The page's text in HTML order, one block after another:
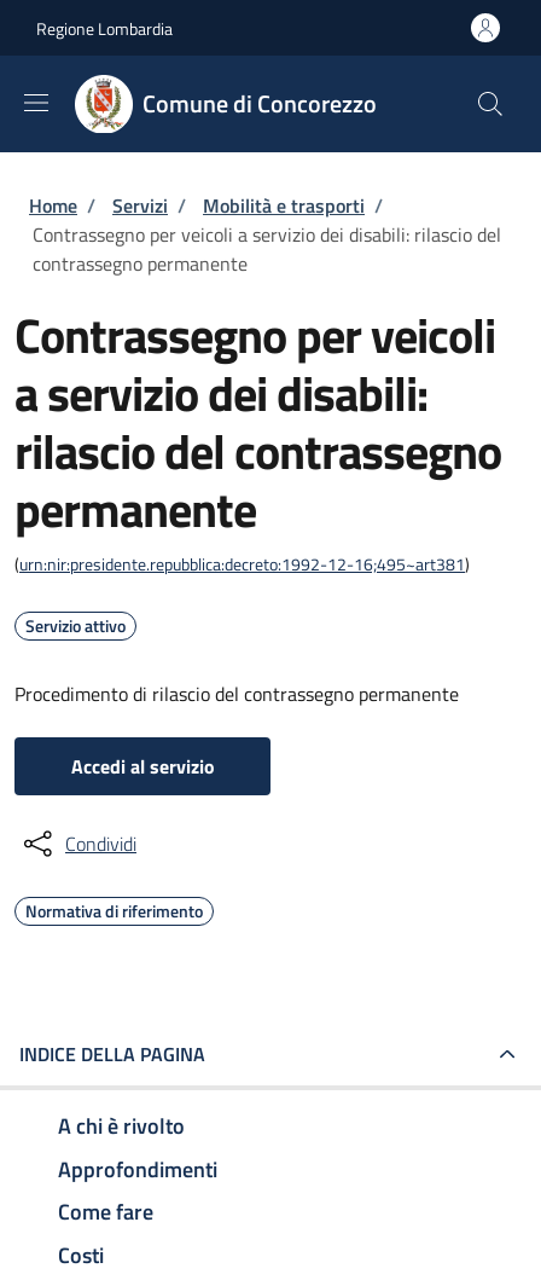
Regione Lombardia
Comune di Concorezzo
Briciole di pane
Home / Servizi / Mobilità e trasporti /
Contrassegno per veicoli a servizio dei disabili: rilascio del
contrassegno permanente
Contrassegno per veicoli
a servizio dei disabili:
rilascio del contrassegno
permanente
(urn:nir:presidente.repubblica:decreto:1992-12-16;495~art381)
Servizio attivo
Procedimento di rilascio del contrassegno permanente
Accedi al servizio
Condividi
Normativa di riferimento
INDICE DELLA PAGINA
A chi è rivolto
Approfondimenti
Come fare
Costi